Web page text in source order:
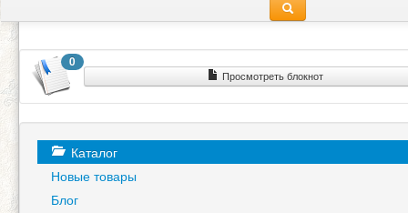
0
Просмотреть блокнот
Каталог
Новые товары
Блог